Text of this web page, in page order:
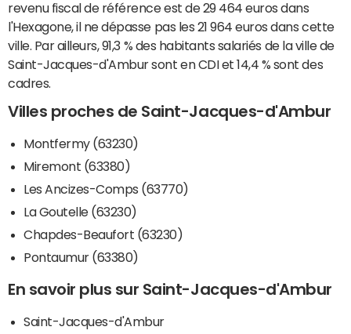
revenu fiscal de référence est de 29 464 euros dans
l'Hexagone, il ne dépasse pas les 21 964 euros dans cette
ville. Par ailleurs, 91,3 % des habitants salariés de la ville de
Saint-Jacques-d'Ambur sont en CDI et 14,4 % sont des
cadres.
Villes proches de Saint-Jacques-d'Ambur
Montfermy (63230)
Miremont (63380)
Les Ancizes-Comps (63770)
La Goutelle (63230)
Chapdes-Beaufort (63230)
Pontaumur (63380)
En savoir plus sur Saint-Jacques-d'Ambur
Saint-Jacques-d'Ambur